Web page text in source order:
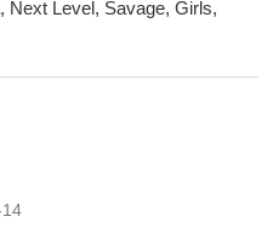
Next Level, Savage, Girls,